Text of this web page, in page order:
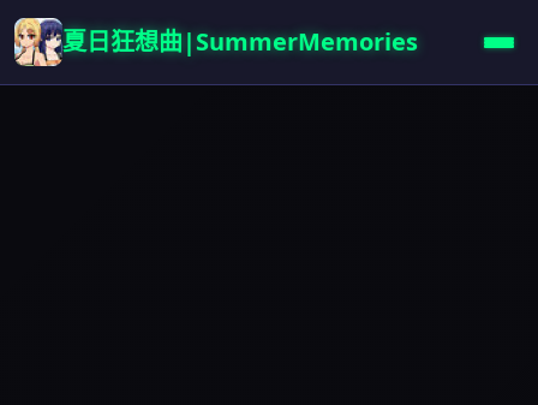
夏日狂想曲|SummerMemories